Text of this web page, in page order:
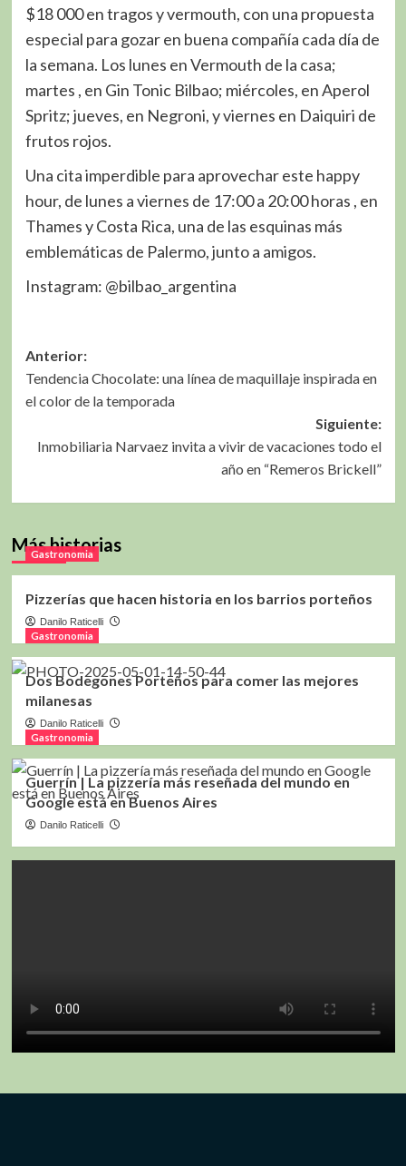
$18 000 en tragos y vermouth, con una propuesta
especial para gozar en buena compañía cada día de
la semana. Los lunes en Vermouth de la casa;
martes , en Gin Tonic Bilbao; miércoles, en Aperol
Spritz; jueves, en Negroni, y viernes en Daiquiri de
frutos rojos.
Una cita imperdible para aprovechar este happy
hour, de lunes a viernes de 17:00 a 20:00 horas , en
Thames y Costa Rica, una de las esquinas más
emblemáticas de Palermo, junto a amigos.
Instagram: @bilbao_argentina
Navegación
de
entradas
Anterior:
Tendencia Chocolate: una línea de maquillaje inspirada en
el color de la temporada
Siguiente:
Inmobiliaria Narvaez invita a vivir de vacaciones todo el
año en “Remeros Brickell”
Más historias
Gastronomia
Pizzerías que hacen historia en los barrios porteños
Danilo Raticelli
Gastronomia
Dos Bodegones Porteños para comer las mejores
milanesas
Danilo Raticelli
Gastronomia
Guerrín | La pizzería más reseñada del mundo en
Google está en Buenos Aires
Danilo Raticelli